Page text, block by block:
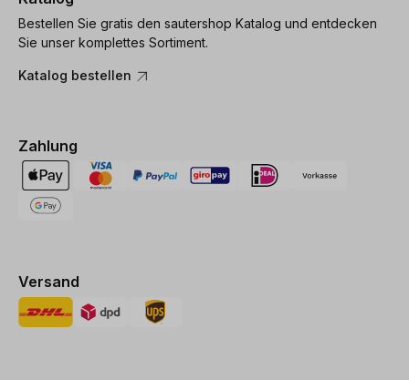
Bestellen Sie gratis den sautershop Katalog und entdecken
Sie unser komplettes Sortiment.
Katalog bestellen
Zahlung
Versand